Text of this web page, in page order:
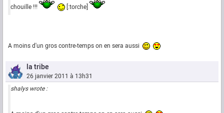
chouille !!!
[:torche]
A moins d'un gros contre-temps on en sera aussi
la tribe
26 janvier 2011 à 13h31
shalys wrote :